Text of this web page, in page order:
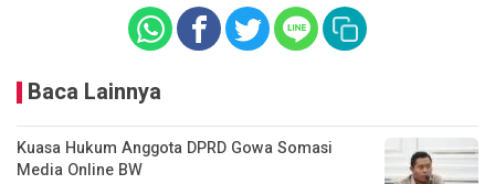
Baca Lainnya
Kuasa Hukum Anggota DPRD Gowa Somasi
Media Online BW